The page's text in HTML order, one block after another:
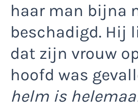
haar man bijna
beschadigd. Hij
dat zijn vrouw
hoofd was
helm is